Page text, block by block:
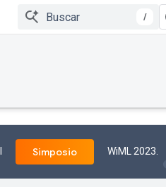
/
Simposio WiML 2023.